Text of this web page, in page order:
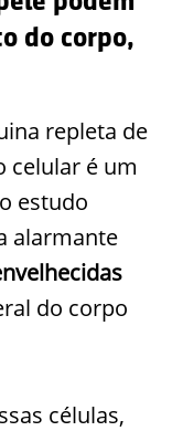
do corpo,
repleta de
celular é um
estudo
alarmante
do corpo
células,